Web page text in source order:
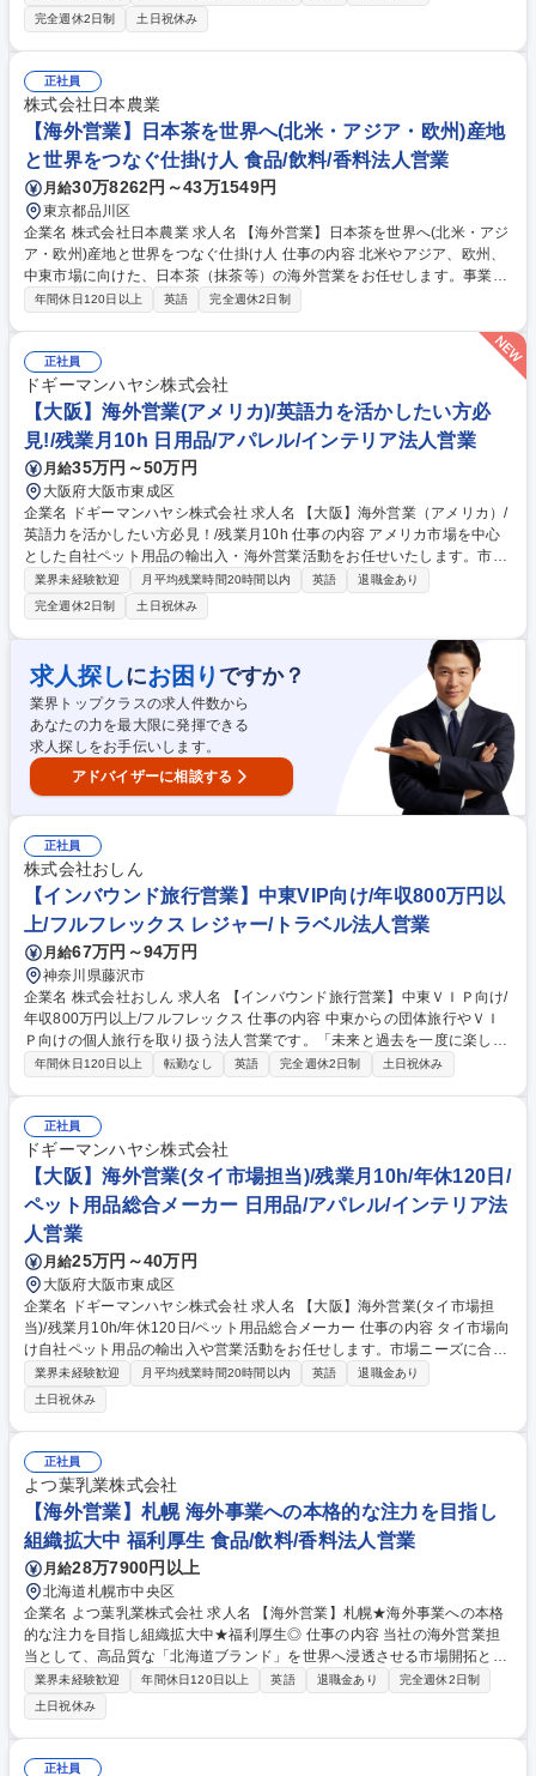
世界へ広め、市場を切り拓く裁量あるポジションです。 ・アメリカ市場の
新規顧客開拓および既存顧客対応 ・英語を用いた輸出入実務、商談、現地
の市場調査 ・展示会への出展、運営、海外現地法人との連携（将来的に海
外勤務の可能性あり） 【働き方】原則OJTで丁寧にサポートします。月残
業平均10時間程度と少なく、プライベートを大切にしながら、語学力を駆
使してスピード感のあるグローバルビジネスに挑戦可能です。 募集職種
【大阪】海外営業（アメリカ）/英語力を活かして活躍◎/残業月10h/年休1
19日
完全週休2日制
土日祝休み
正社員
株式会社日本農業
【海外営業】日本茶を世界へ(北米・アジア・欧州)産地
と世界をつなぐ仕掛け人 食品/飲料/香料法人営業
月給30万8262円～43万1549円
東京都品川区
企業名 株式会社日本農業 求人名 【海外営業】日本茶を世界へ(北米・アジ
ア・欧州)産地と世界をつなぐ仕掛け人 仕事の内容 北米やアジア、欧州、
中東市場に向けた、日本茶（抹茶等）の海外営業をお任せします。事業責
任者と密に連携し、新規市場の開拓から既存顧客（スペシャリティカフェ
要の高まりに対し、供給が追いついていない程の強い追い風が吹いていま
す。2024年立ち上げの本事業は順調に拡大中。■新規開拓：アジア,中東,
欧州の市場調査/現地展示会への参加/ディストリビューター等への商談 ■
既存拡大：北米のカフェ向けB2B営業/現地訪問・サンプリング/関係構築/
リピート管理■営業基盤構築：見込み顧客リスト・提案資料・見積書の作
成、社内供給チームや国内お茶産地との連携 募集職種 【海外営業】日本
茶を世界へ(北米・アジア・欧州)産地と世界をつなぐ仕掛け人
年間休日120日以上 英語 完全週休2日制
正社員
ドギーマンハヤシ株式会社
【大阪】海外営業(アメリカ)/英語力を活かしたい方必
見!/残業月10h 日用品/アパレル/インテリア法人営業
月給35万円～50万円
大阪府大阪市東成区
企業名 ドギーマンハヤシ株式会社 求人名 【大阪】海外営業（アメリカ）/
英語力を活かしたい方必見！/残業月10h 仕事の内容 アメリカ市場を中心
とした自社ペット用品の輸出入・海外営業活動をお任せいたします。市場
ニーズに合わせた戦略立案から新規開拓まで、ドギーマンブランドを世界
へ広め、市場を切り拓く裁量あるポジションです。 【具体的には】 ・ア
メリカ市場の新規顧客開拓および既存顧客対応 ・英語を用いた輸出入実
務、商談、現地の市場調査 ・展示会への出展、運営、海外現地法人との連
携（将来的に海外勤務の可能性あり） 募集職種 【大阪】海外営業（アメ
リカ）/英語力を活かしたい方必見！/残業月10h
業界未経験歓迎 月平均残業時間20時間以内 英語
退職金あり
完全週休2日制
土日祝休み
求人探しにお困り ですか？
業界トップクラスの求人件数から
あなたの力を最大限に発揮できる
求人探しをお手伝いします。
アドバイザーに相談する
正社員
株式会社おしん
【インバウンド旅行営業】中東VIP向け/年収800万円以
上/フルフレックス レジャー/トラベル法人営業
月給67万円～94万円
神奈川県藤沢市
企業名 株式会社おしん 求人名 【インバウンド旅行営業】中東ＶＩＰ向け/
年収800万円以上/フルフレックス 仕事の内容 中東からの団体旅行やＶＩ
Ｐ向けの個人旅行を取り扱う法人営業です。「未来と過去を一度に楽しむ
日本の旅」をテーマにした独自ツアーのご要望ヒアリングから提案、手配
望ヒアリングおよびツアープランの提案 ・手配チームへの指示出しや進捗
管理 ・訪日ゲストの歓迎、ご挨拶（ガイド業務は別スタッフ） ※時差の
ある海外顧客対応のため、フルフレックスタイム制を活用し、早朝・深夜
等の勤務発生時も柔軟に時間を調整できます。 募集職種 【インバウンド
旅行営業】中東ＶＩＰ向け/年収800万円以上/フルフレックス
年間休日120日以上 転勤なし 英語 完全週休2日制 土日祝休み
正社員
ドギーマンハヤシ株式会社
【大阪】海外営業(タイ市場担当)/残業月10h/年休120日/
ペット用品総合メーカー 日用品/アパレル/インテリア法
人営業
月給25万円～40万円
大阪府大阪市東成区
企業名 ドギーマンハヤシ株式会社 求人名 【大阪】海外営業(タイ市場担
当)/残業月10h/年休120日/ペット用品総合メーカー 仕事の内容 タイ市場向
け自社ペット用品の輸出入や営業活動をお任せします。市場ニーズに合わ
せた戦略立案から新規開拓まで、ドギーマンブランドを世界へ広めるポジ
ションです。語学力を駆使しグローバルに活躍できます。 【詳細】・タイ
市場の新規開拓、既存対応 ・タイ語や英語を用いた輸出入実務、商談・現
地市場調査、展示会出展や運営・海外現地法人との連携(将来的に海外勤
務の可能性有) 【働き方】原則OJTでサポート。月残業平均10h程度と少な
く、プライベートも大切にしながらグローバルビジネスに挑戦可能です。
国際色豊かなメンバーと協働できます。 募集職種 【大阪】海外営業(タイ
市場担当)/残業月10h/年休120日/ペット用品総合メーカー
業界未経験歓迎 月平均残業時間20時間以内 英語
退職金あり
土日祝休み
正社員
よつ葉乳業株式会社
【海外営業】札幌 海外事業への本格的な注力を目指し
組織拡大中 福利厚生 食品/飲料/香料法人営業
月給28万7900円以上
北海道札幌市中央区
企業名 よつ葉乳業株式会社 求人名 【海外営業】札幌★海外事業への本格
的な注力を目指し組織拡大中★福利厚生◎ 仕事の内容 当社の海外営業担
当として、高品質な「北海道ブランド」を世界へ浸透させる市場開拓と、
安定供給を支えるサプライチェーン管理の両面を担います。 メインミッシ
ョンは、台湾やシンガポールなどのアジア圏を軸とした販路拡大です。近
年では北米市場への輸出も開始。現地のスーパーや専門店のバイヤーと直
接商談を行い、市場動向や消費者ニーズを深く分析した上で、最適な商品
ラインナップを提案。商談成立後も重要な役割を継続。工場や営業、物流
業界未経験歓迎 年間休日120日以上 英語 退職金あり
完全週休2日制
土日祝休み
正社員